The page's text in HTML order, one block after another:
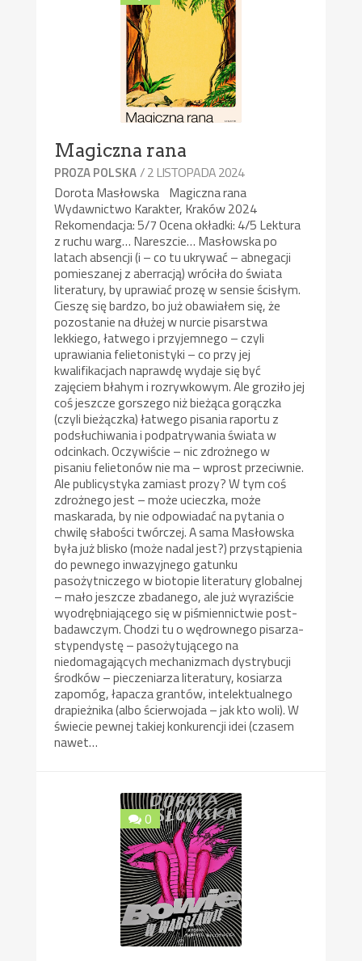
Magiczna rana
PROZA POLSKA/ 2 LISTOPADA 2024
Dorota Masłowska Magiczna rana
Wydawnictwo Karakter, Kraków 2024
Rekomendacja: 5/7 Ocena okładki: 4/5 Lektura
z ruchu warg… Nareszcie… Masłowska po
latach absencji (i – co tu ukrywać – abnegacji
pomieszanej z aberracją) wróciła do świata
literatury, by uprawiać prozę w sensie ścisłym.
Cieszę się bardzo, bo już obawiałem się, że
pozostanie na dłużej w nurcie pisarstwa
lekkiego, łatwego i przyjemnego – czyli
uprawiania felietonistyki – co przy jej
kwalifikacjach naprawdę wydaje się być
zajęciem błahym i rozrywkowym. Ale groziło jej
coś jeszcze gorszego niż bieżąca gorączka
(czyli bieżączka) łatwego pisania raportu z
podsłuchiwania i podpatrywania świata w
odcinkach. Oczywiście – nic zdrożnego w
pisaniu felietonów nie ma – wprost przeciwnie.
Ale publicystyka zamiast prozy? W tym coś
zdrożnego jest – może ucieczka, może
maskarada, by nie odpowiadać na pytania o
chwilę słabości twórczej. A sama Masłowska
była już blisko (może nadal jest?) przystąpienia
do pewnego inwazyjnego gatunku
pasożytniczego w biotopie literatury globalnej
– mało jeszcze zbadanego, ale już wyraziście
wyodrębniającego się w piśmiennictwie post-
badawczym. Chodzi tu o wędrownego pisarza-
stypendystę – pasożytującego na
niedomagających mechanizmach dystrybucji
środków – pieczeniarza literatury, kosiarza
zapomóg, łapacza grantów, intelektualnego
drapieżnika (albo ścierwojada – jak kto woli). W
świecie pewnej takiej konkurencji idei (czasem
nawet…
0